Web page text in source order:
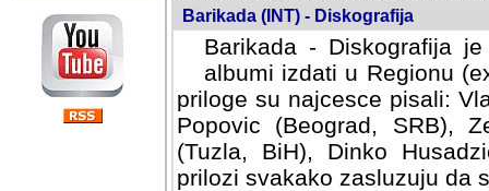
Barikada (INT) - Diskografija
Barikada - Diskografija
albumi izdati u Regionu
priloge su najcesce pisali:
Popovic (Beograd, SRB),
(Tuzla, BiH), Dinko
prilozi svakako zasluzuju da